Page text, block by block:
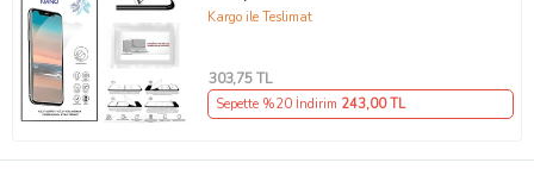
Şeffaf
Kargo ile Teslimat
303,75 TL
Sepette %20 İndirim 243,00 TL